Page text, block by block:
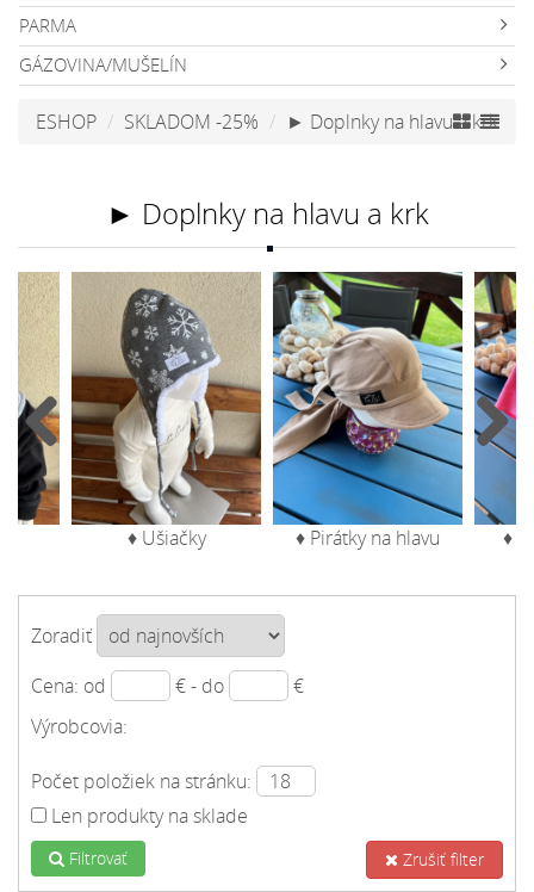
PARMA
GÁZOVINA/MUŠELÍN
ESHOP SKLADOM -25% ► Doplnky na hlavu a krk
► Doplnky na hlavu a krk
♦ Ušiačky ♦ Pirátky na hlavu ♦
Zoradiť
Cena: od
€ - do
€
Výrobcovia:
Počet položiek na stránku:
Len produkty na sklade
Filtrovať Zrušiť filter